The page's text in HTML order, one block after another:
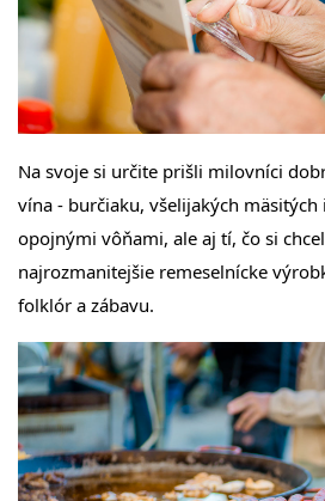
Na svoje si určite prišli milovníci
vína - burčiaku, všelijakých
opojnými vôňami, ale aj tí, čo si
najrozmanitejšie remeselnícke
folklór a zábavu.